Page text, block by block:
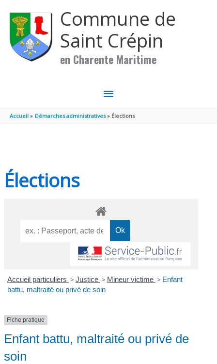
Commune de
Saint Crépin
en Charente Maritime
MENU
PRINCIPAL
Accueil Démarches administratives Élections
Élections
Accueil particuliers > Justice > Mineur victime > Enfant
battu, maltraité ou privé de soin
Fiche pratique
Enfant battu, maltraité ou privé de
soin